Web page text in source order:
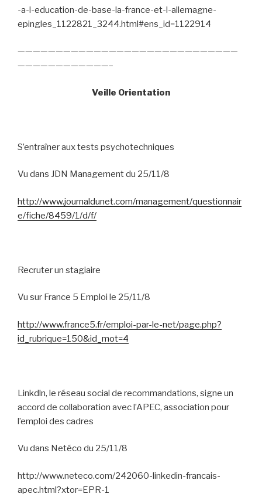
-a-l-education-de-base-la-france-et-l-allemagne-
epingles_1122821_3244.html#ens_id=1122914
—————————————————————————————
————————————–
Veille Orientation
S’entraîner aux tests psychotechniques
Vu dans JDN Management du 25/11/8
http://www.journaldunet.com/management/questionnair
e/fiche/8459/1/d/f/
Recruter un stagiaire
Vu sur France 5 Emploi le 25/11/8
http://www.france5.fr/emploi-par-le-net/page.php?
id_rubrique=150&id_mot=4
Linkdln, le réseau social de recommandations, signe un
accord de collaboration avec l’APEC, association pour
l’emploi des cadres
Vu dans Netéco du 25/11/8
http://www.neteco.com/242060-linkedin-francais-
apec.html?xtor=EPR-1